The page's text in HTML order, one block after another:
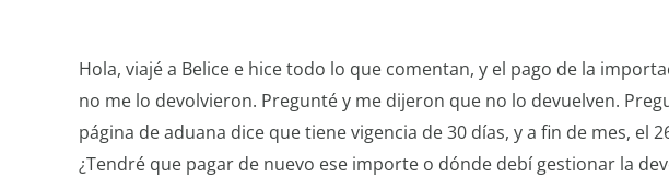
Hola, viajé a Belice e hice todo lo que comentan, y el pago de la
no me lo devolvieron. Pregunté y me dijeron que no lo devuelven.
página de aduana dice que tiene vigencia de 30 días, y a fin de mes, el
¿Tendré que pagar de nuevo ese importe o dónde debí gestionar la